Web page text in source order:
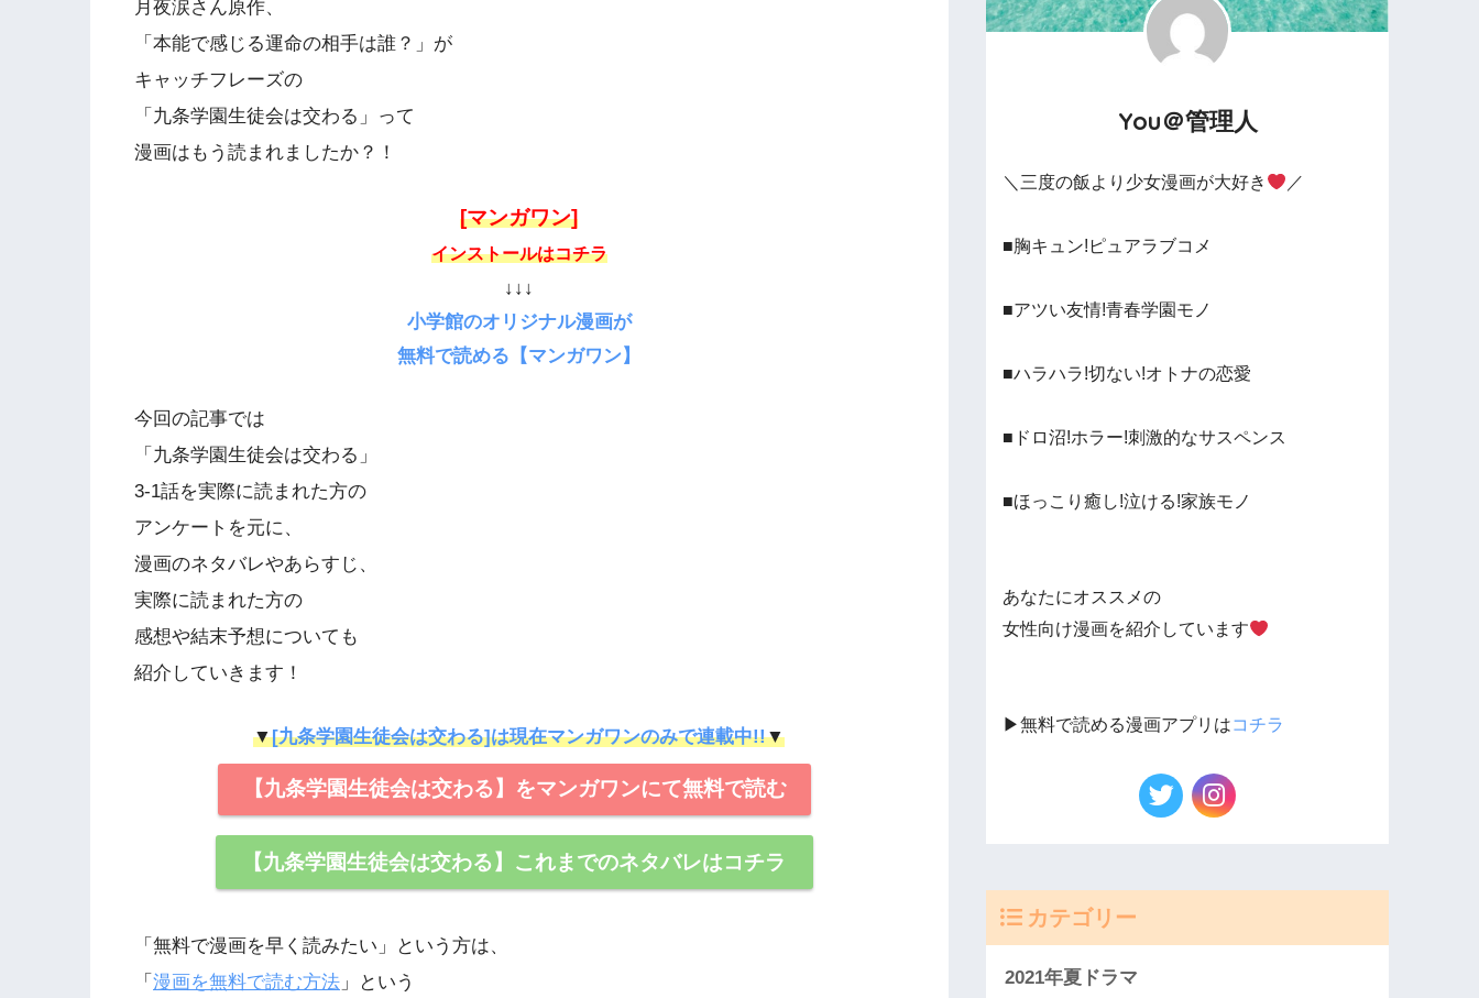
月夜涙さん原作、
「本能で感じる運命の相手は誰？」が
キャッチフレーズの
「九条学園生徒会は交わる」って
漫画はもう読まれましたか？！
[マンガワン]
インストールはコチラ
↓↓↓
小学館のオリジナル漫画が
無料で読める【マンガワン】
今回の記事では
「九条学園生徒会は交わる」
3-1話を実際に読まれた方の
アンケートを元に、
漫画のネタバレやあらすじ、
実際に読まれた方の
感想や結末予想についても
紹介していきます！
▼[九条学園生徒会は交わる]は現在マンガワンのみで連載中!!▼
【九条学園生徒会は交わる】をマンガワンにて無料で読む
【九条学園生徒会は交わる】これまでのネタバレはコチラ
「無料で漫画を早く読みたい」という方は、
「 漫画を無料で読む方法 」という
You＠管理人
＼三度の飯より少女漫画が大好き ／
■胸キュン!ピュアラブコメ
■アツい友情!青春学園モノ
■ハラハラ!切ない!オトナの恋愛
■ドロ沼!ホラー!刺激的なサスペンス
■ほっこり癒し!泣ける!家族モノ
あなたにオススメの
女性向け漫画を紹介しています
▶︎無料で読める漫画アプリはコチラ
カテゴリー
2021年夏ドラマ